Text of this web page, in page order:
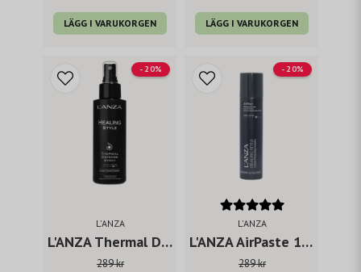
LÄGG I VARUKORGEN LÄGG I VARUKORGEN
L'ANZA
L'ANZA Thermal Defense
289 kr
- 20%
L'ANZA
L'ANZA AirPaste 167 ml
289 kr
- 20%